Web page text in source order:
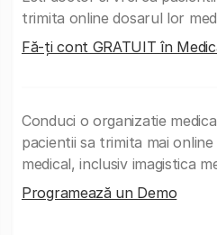
trimita online dosarul lor
Fă-ți cont GRATUIT în
Conduci o organizatie
pacientii sa trimita mai
medical, inclusiv imagistica
Programează un Demo